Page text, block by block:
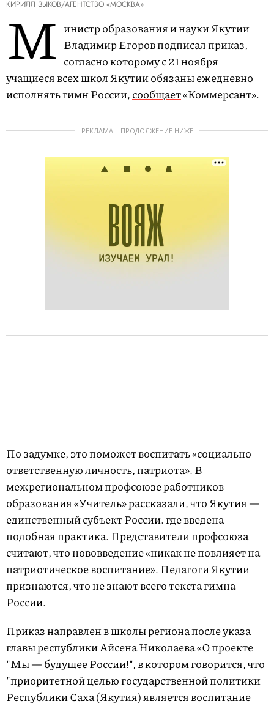
КИРИЛЛ ЗЫКОВ/АГЕНТСТВО «МОСКВА»
М инистр образования и науки Якутии
Владимир Егоров подписал приказ,
согласно которому с 21 ноября
учащиеся всех школ Якутии обязаны ежедневно
исполнять гимн России,сообщает«Коммерсант».
РЕКЛАМА – ПРОДОЛЖЕНИЕ НИЖЕ
По задумке, это поможет воспитать «социально
ответственную личность, патриота». В
межрегиональном профсоюзе работников
образования «Учитель» рассказали, что Якутия —
единственный субъект России. где введена
подобная практика. Представители профсоюза
считают, что нововведение «никак не повлияет на
патриотическое воспитание». Педагоги Якутии
признаются, что не знают всего текста гимна
России.
Приказ направлен в школы региона после указа
главы республики Айсена Николаева «О проекте
"Мы — будущее России!", в котором говорится, что
"приоритетной целью государственной политики
Республики Саха (Якутия) является воспитание